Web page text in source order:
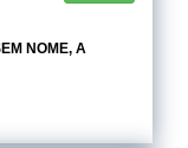
NOME, A